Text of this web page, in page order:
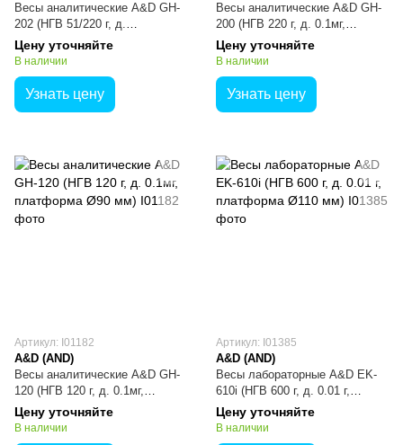
Весы аналитические A&D GH-
202 (НГВ 51/220 г, д.
0.01мг/0.1мг, платформа Ø90
мм)
Цену уточняйте
В наличии
Узнать цену
Весы аналитические A&D GH-
200 (НГВ 220 г, д. 0.1мг,
платформа Ø90 мм)
Цену уточняйте
В наличии
Узнать цену
Артикул: I01182
A&D (AND)
Весы аналитические A&D GH-
120 (НГВ 120 г, д. 0.1мг,
платформа Ø90 мм)
Цену уточняйте
В наличии
Артикул: I01385
A&D (AND)
Весы лабораторные A&D EK-
610i (НГВ 600 г, д. 0.01 г,
платформа Ø110 мм)
Цену уточняйте
В наличии